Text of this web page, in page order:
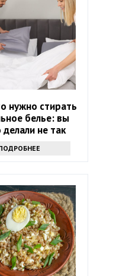
нужно стирать
белье: вы
делали не так